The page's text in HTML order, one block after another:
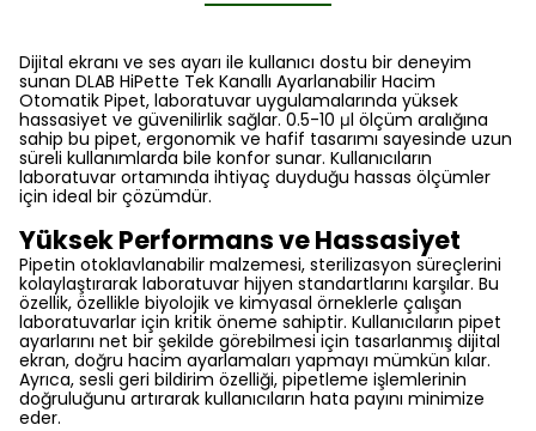
Dijital ekranı ve ses ayarı ile kullanıcı dostu bir deneyim
sunan DLAB HiPette Tek Kanallı Ayarlanabilir Hacim
Otomatik Pipet, laboratuvar uygulamalarında yüksek
hassasiyet ve güvenilirlik sağlar. 0.5-10 μl ölçüm aralığına
sahip bu pipet, ergonomik ve hafif tasarımı sayesinde uzun
süreli kullanımlarda bile konfor sunar. Kullanıcıların
laboratuvar ortamında ihtiyaç duyduğu hassas ölçümler
için ideal bir çözümdür.
Yüksek Performans ve Hassasiyet
Pipetin otoklavlanabilir malzemesi, sterilizasyon süreçlerini
kolaylaştırarak laboratuvar hijyen standartlarını karşılar. Bu
özellik, özellikle biyolojik ve kimyasal örneklerle çalışan
laboratuvarlar için kritik öneme sahiptir. Kullanıcıların pipet
ayarlarını net bir şekilde görebilmesi için tasarlanmış dijital
ekran, doğru hacim ayarlamaları yapmayı mümkün kılar.
Ayrıca, sesli geri bildirim özelliği, pipetleme işlemlerinin
doğruluğunu artırarak kullanıcıların hata payını minimize
eder.